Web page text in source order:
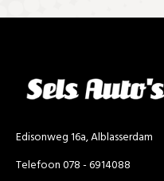
Edisonweg 16a, Alblasserdam
Telefoon 078 - 6914088